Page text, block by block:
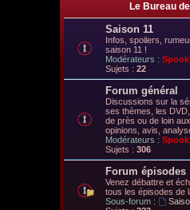
Le Bureau
Saison 11
Infos, spoilers,
saison 11 !
Modérateurs :
Sujets : 22
Forum général
Discussions sur la
ses thèmes, les
de près ou de loin
opinions, avis,
Modérateurs :
Sujets : 306
Forum épisodes
Venez débattre et
tous les épisodes de
Sous-forum :